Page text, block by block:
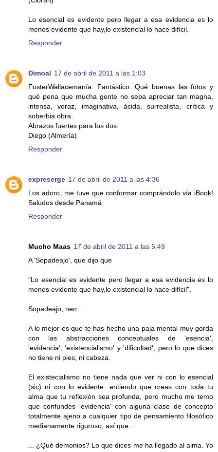
Lo esencial es evidente pero llegar a esa evidencia es lo
menos evidente que hay,lo existencial lo hace difícil.
Responder
Dimoal 17 de abril de 2011 a las 1:03
FosterWallacemanía. Fantástico. Qué buenas las fotos y
qué pena que mucha gente no sepa apreciar tan magna,
intensa, voraz, imaginativa, ácida, surrealista, crítica y
soberbia obra.
Abrazos fuertes para los dos.
Diego (Almería)
Responder
expreserge 17 de abril de 2011 a las 4:36
Los adoro, me tuve que conformar comprándolo vía iBook!
Saludos desde Panamá
Responder
Mucho Maas 17 de abril de 2011 a las 5:49
A 'Sopadeajo', que dijo que
"Lo esencial es evidente pero llegar a esa evidencia es lo
menos evidente que hay,lo existencial lo hace difícil".
Sopadeajo, nen:
A lo mejor es que te has hecho una paja mental muy gorda
con las abstracciones conceptuales de 'esencia',
'evidencia', 'existencialismo' y 'dificultad'; pero lo que dices
no tiene ni pies, ni cabeza.
El existecialismo no tiene nada que ver ni con lo esencial
(sic) ni con lo evidente: entiendo que creas con toda tu
alma que tu reflexión sea profunda, pero mucho me temo
que confundes 'evidencia' con alguna clase de concepto
totalmente ajeno a cualquier tipo de pensamiento filosófico
medianamente riguroso, así que...
... ¿Qué demonios? Lo que dices me ha llegado al alma. Yo